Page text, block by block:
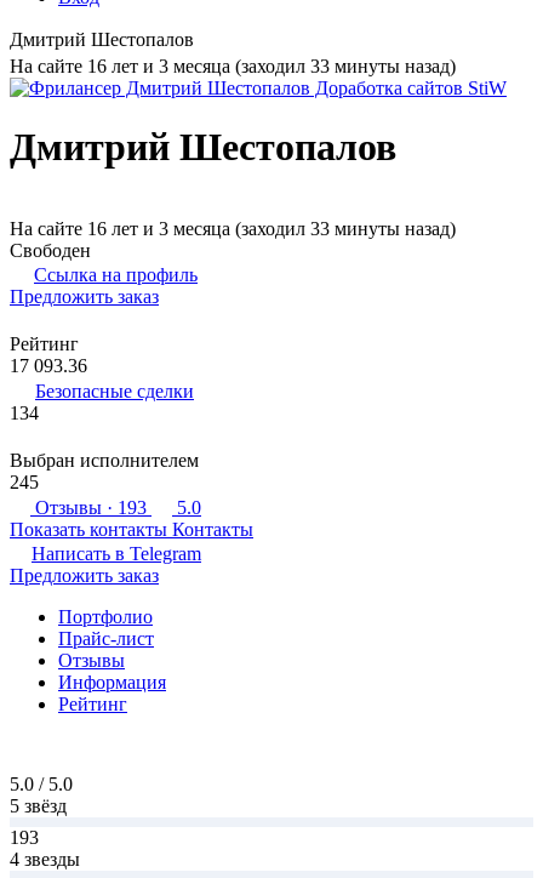
Дмитрий Шестопалов
На сайте 16 лет и 3 месяца (заходил 33 минуты назад)
Дмитрий Шестопалов
На сайте 16 лет и 3 месяца (заходил 33 минуты назад)
Свободен
Ссылка на профиль
Предложить заказ
Рейтинг
17 093.36
Безопасные сделки
134
Выбран исполнителем
245
Отзывы · 193
5.0
Показать контакты Контакты
Написать в Telegram
Предложить заказ
Портфолио
Прайс-лист
Отзывы
Информация
Рейтинг
5.0 / 5.0
5 звёзд
193
4 звезды